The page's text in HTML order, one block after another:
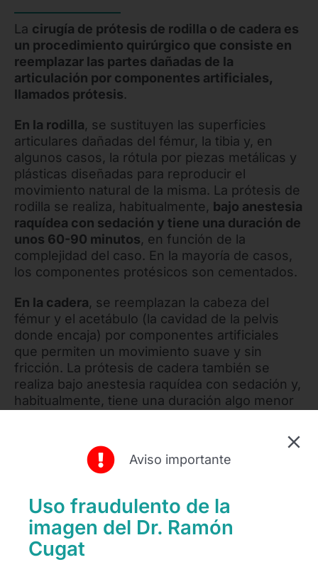
La cirugía de prótesis de rodilla o de cadera es
un procedimiento quirúrgico que consiste en
reemplazar las partes dañadas de la
articulación por componentes artificiales,
llamados prótesis.
En la rodilla, se sustituyen las superficies
articulares dañadas del fémur, la tibia y, en
algunos casos, la rótula por piezas metálicas y
plásticas diseñadas para reproducir el
movimiento natural de la misma. La prótesis de
rodilla se realiza, habitualmente, bajo anestesia
raquídea con sedación y tiene una duración de
unos 60-90 minutos, en función de la
complejidad del caso. En la mayoría de casos,
los componentes protésicos son cementados.
En la cadera, se reemplazan la cabeza del
fémur y el acetábulo (la cavidad de la pelvis
donde encaja) por componentes artificiales
que permiten un movimiento suave y sin
fricción. La prótesis de cadera también se
realiza bajo anestesia raquídea con sedación y,
habitualmente, tiene una duración algo menor
(posterolateral, anterolateral o anterior) se
personalizan en función de la antropometría
ósea.
Aviso importante
Uso fraudulento de la
imagen del Dr. Ramón
Cugat